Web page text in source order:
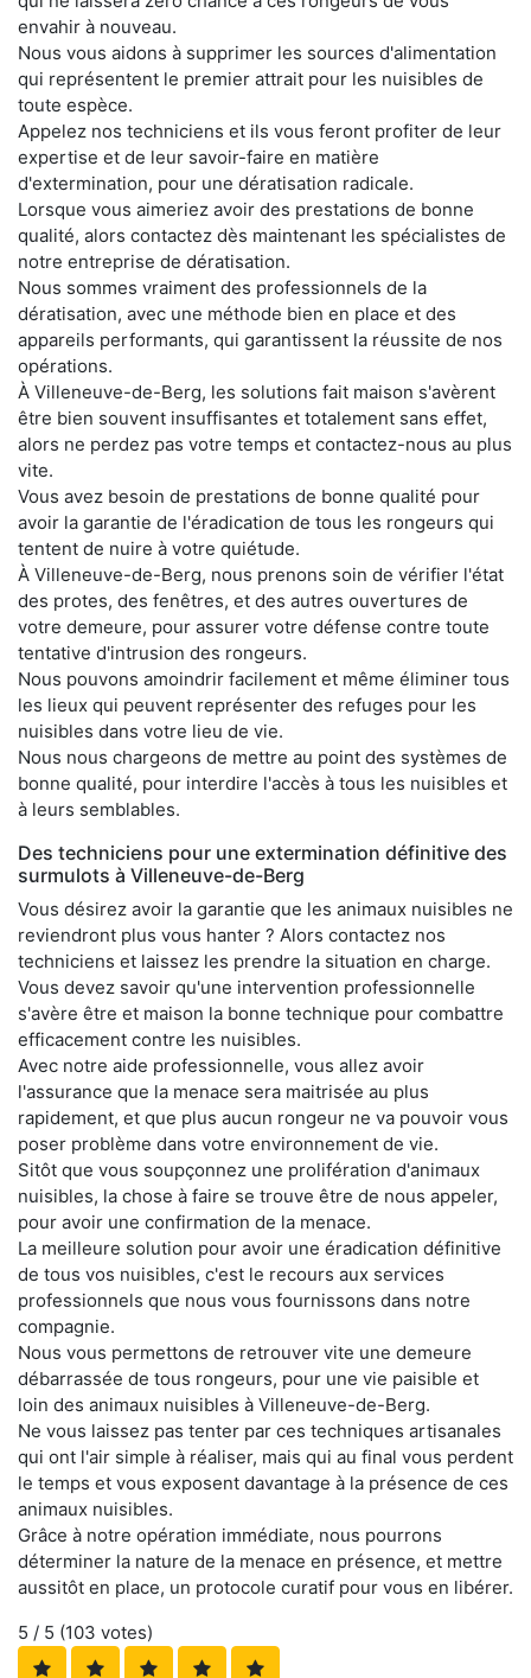
envahir à nouveau.
Nous vous aidons à supprimer les sources d'alimentation
qui représentent le premier attrait pour les nuisibles de
toute espèce.
Appelez nos techniciens et ils vous feront profiter de leur
expertise et de leur savoir-faire en matière
d'extermination, pour une dératisation radicale.
Lorsque vous aimeriez avoir des prestations de bonne
qualité, alors contactez dès maintenant les spécialistes de
notre entreprise de dératisation.
Nous sommes vraiment des professionnels de la
dératisation, avec une méthode bien en place et des
appareils performants, qui garantissent la réussite de nos
opérations.
À Villeneuve-de-Berg, les solutions fait maison s'avèrent
être bien souvent insuffisantes et totalement sans effet,
alors ne perdez pas votre temps et contactez-nous au plus
vite.
Vous avez besoin de prestations de bonne qualité pour
avoir la garantie de l'éradication de tous les rongeurs qui
tentent de nuire à votre quiétude.
À Villeneuve-de-Berg, nous prenons soin de vérifier l'état
des protes, des fenêtres, et des autres ouvertures de
votre demeure, pour assurer votre défense contre toute
tentative d'intrusion des rongeurs.
Nous pouvons amoindrir facilement et même éliminer tous
les lieux qui peuvent représenter des refuges pour les
nuisibles dans votre lieu de vie.
Nous nous chargeons de mettre au point des systèmes de
bonne qualité, pour interdire l'accès à tous les nuisibles et
à leurs semblables.
Des techniciens pour une extermination définitive des
surmulots à Villeneuve-de-Berg
Vous désirez avoir la garantie que les animaux nuisibles ne
reviendront plus vous hanter ? Alors contactez nos
techniciens et laissez les prendre la situation en charge.
Vous devez savoir qu'une intervention professionnelle
s'avère être et maison la bonne technique pour combattre
efficacement contre les nuisibles.
Avec notre aide professionnelle, vous allez avoir
l'assurance que la menace sera maitrisée au plus
rapidement, et que plus aucun rongeur ne va pouvoir vous
poser problème dans votre environnement de vie.
Sitôt que vous soupçonnez une prolifération d'animaux
nuisibles, la chose à faire se trouve être de nous appeler,
pour avoir une confirmation de la menace.
La meilleure solution pour avoir une éradication définitive
de tous vos nuisibles, c'est le recours aux services
professionnels que nous vous fournissons dans notre
compagnie.
Nous vous permettons de retrouver vite une demeure
débarrassée de tous rongeurs, pour une vie paisible et
loin des animaux nuisibles à Villeneuve-de-Berg.
Ne vous laissez pas tenter par ces techniques artisanales
qui ont l'air simple à réaliser, mais qui au final vous perdent
le temps et vous exposent davantage à la présence de ces
animaux nuisibles.
Grâce à notre opération immédiate, nous pourrons
déterminer la nature de la menace en présence, et mettre
aussitôt en place, un protocole curatif pour vous en libérer.
5 / 5 (103 votes)